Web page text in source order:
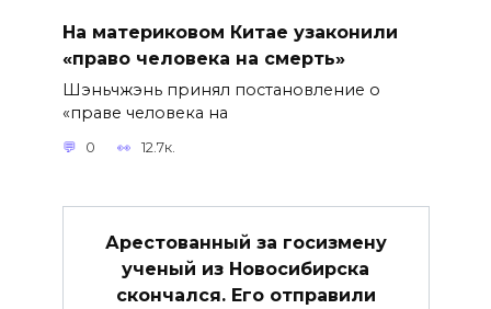
На материковом Китае узаконили
«право человека на смерть»
Шэньчжэнь принял постановление о
«праве человека на
0 12.7к.
Арестованный за госизмену
ученый из Новосибирска
скончался. Его отправили